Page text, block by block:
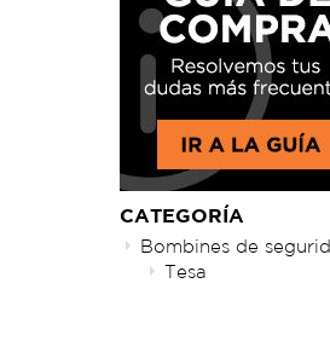
CATEGORÍA
Bombines de
Tesa